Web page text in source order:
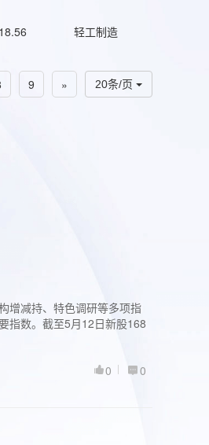
18.56 轻工制造
20条/页
9 »
增减持、特色调研等多项指
指数。截至5月12日新股168
0
0